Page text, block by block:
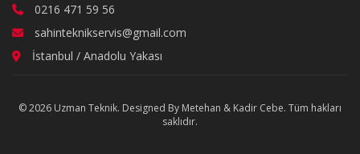
0216 471 59 56
sahinteknikservis@gmail.com
İstanbul / Anadolu Yakası
© 2026 Uzman Teknik. Designed By Metehan & Kadir Cebe. Tüm hakları
saklıdır.